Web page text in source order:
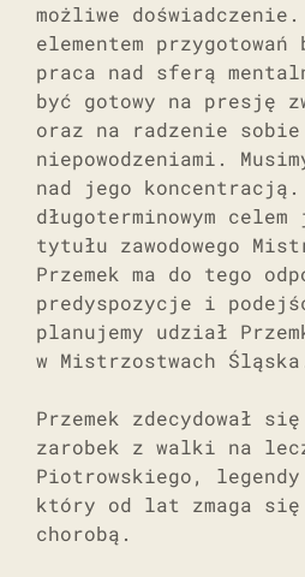
możliwe doświadczenie.
elementem
praca nad sferą
być gotowy na presję
oraz na radzenie sobie
niepowodzeniami.
nad jego koncentracją.
długoterminowym
tytułu zawodowego
Przemek ma do tego
predyspozycje i
planujemy udział
w Mistrzostwach
Przemek zdecydował
zarobek z walki na
Piotrowskiego,
który od lat zmaga
chorobą.